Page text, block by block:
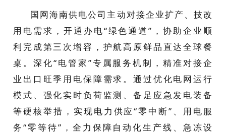
国网海南供电公司主动对接企业扩产、技改
用电需求，开通办电“绿色通道”，协助企业顺
利完成第三次增容，护航高原鲜品直达全球餐
桌。深化“电管家”专属服务机制，精准对接企
业出口旺季用电保障需求。通过优化电网运行
模式、强化实时负荷监测、备足应急发电装备
等硬核举措，实现电力供应“零中断”、用电服
务“零等待”，全力保障自动化生产线、急冻设